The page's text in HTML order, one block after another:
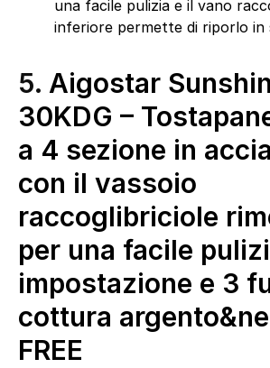
una facile pulizia e il vano
inferiore permette di riporlo in
5. Aigostar
30KDG –
a 4 sezione in
con il vassoio
raccoglibriciole
per una facile
impostazione e 3
cottura
FREE